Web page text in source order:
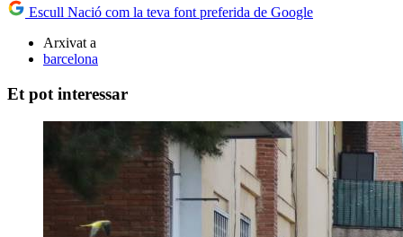
Escull Nació com la teva font preferida de Google
Arxivat a
barcelona
Et pot interessar